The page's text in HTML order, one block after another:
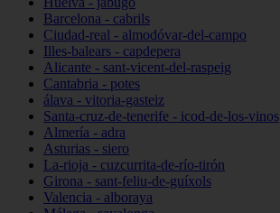
Barcelona - cabrils
Ciudad-real - almodóvar-del-campo
Illes-balears - capdepera
Alicante - sant-vicent-del-raspeig
Cantabria - potes
álava - vitoria-gasteiz
Santa-cruz-de-tenerife - icod-de-los-vinos
Almería - adra
Asturias - siero
La-rioja - cuzcurrita-de-río-tirón
Girona - sant-feliu-de-guíxols
Valencia - alboraya